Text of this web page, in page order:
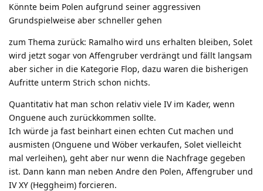
Könnte beim Polen aufgrund seiner aggressiven
Grundspielweise aber schneller gehen
zum Thema zurück: Ramalho wird uns erhalten bleiben, Solet
wird jetzt sogar von Affengruber verdrängt und fällt langsam
aber sicher in die Kategorie Flop, dazu waren die bisherigen
Aufritte unterm Strich schon nichts.
Quantitativ hat man schon relativ viele IV im Kader, wenn
Onguene auch zurückkommen sollte.
Ich würde ja fast beinhart einen echten Cut machen und
ausmisten (Onguene und Wöber verkaufen, Solet vielleicht
mal verleihen), geht aber nur wenn die Nachfrage gegeben
ist. Dann kann man neben Andre den Polen, Affengruber und
IV XY (Heggheim) forcieren.